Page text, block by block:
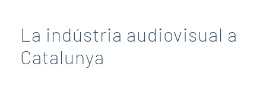
La indústria audiovisual a
Catalunya